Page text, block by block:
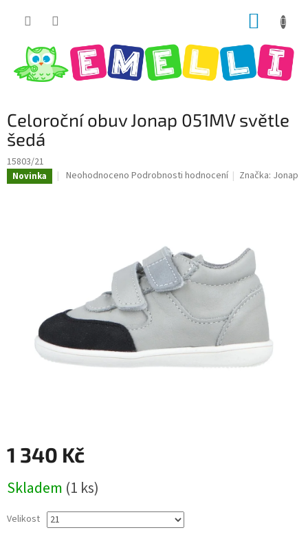
Celoroční obuv Jonap 051MV světle
šedá
15803/21
Novinka
Průměrné
Neohodnoceno Podrobnosti hodnocení Značka: Jonap
1 340 Kč
cena:
Skladem (1 ks)
Velikost